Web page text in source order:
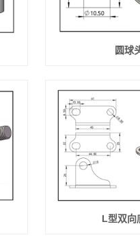
圆球
L型双向